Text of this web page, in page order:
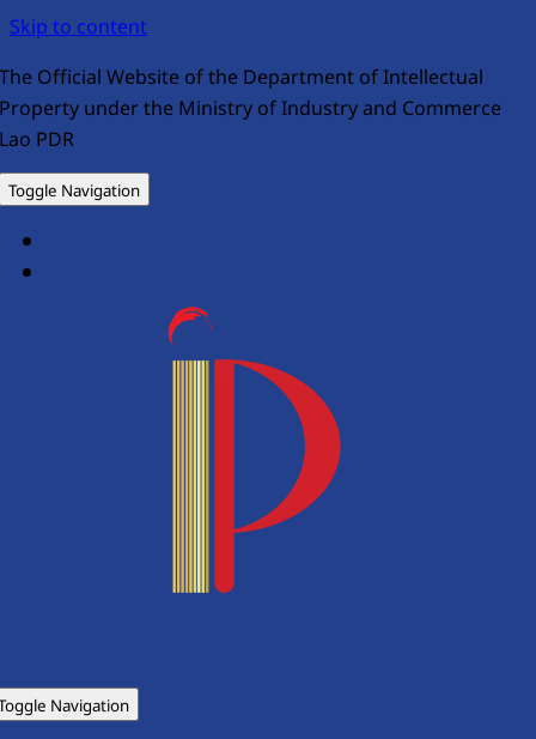
Skip to content
The Official Website of the Department of Intellectual
Property under the Ministry of Industry and Commerce
Lao PDR
Toggle Navigation
Navigation